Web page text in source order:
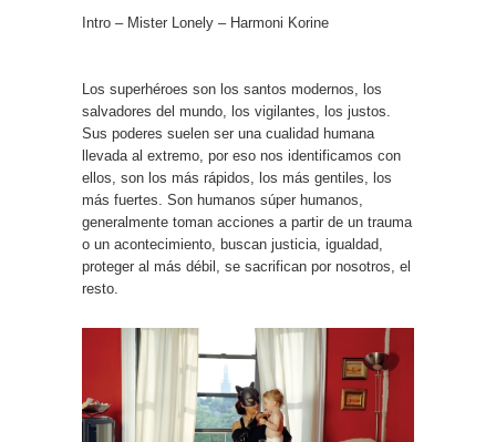
Intro – Mister Lonely – Harmoni Korine
Los superhéroes son los santos modernos, los
salvadores del mundo, los vigilantes, los justos.
Sus poderes suelen ser una cualidad humana
llevada al extremo, por eso nos identificamos con
ellos, son los más rápidos, los más gentiles, los
más fuertes. Son humanos súper humanos,
generalmente toman acciones a partir de un trauma
o un acontecimiento, buscan justicia, igualdad,
proteger al más débil, se sacrifican por nosotros, el
resto.